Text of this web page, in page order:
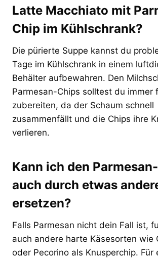
Latte Macchiato mit
Chip im Kühlschrank?
Die pürierte Suppe kannst du
Tage im Kühlschrank in einem
Behälter aufbewahren. Den
Parmesan-Chips solltest du immer
zubereiten, da der Schaum schnell
zusammenfällt und die Chips ihre
verlieren.
Kann ich den
auch durch etwas
ersetzen?
Falls Parmesan nicht dein Fall ist,
auch andere harte Käsesorten wie
oder Pecorino als Knusperchip. Für